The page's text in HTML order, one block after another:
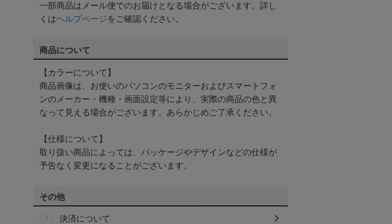
一部商品はメール便でのお届けとなる場合がございます。詳し
くはヘルプページをご確認ください。
商品について
【カラーについて】
商品画像は、お使いのパソコンのモニターおよびスマートフォ
ンのメーカー・機種・画面設定等により、実際の商品の色と異
なって見える場合がございます。あらかじめご了承ください。
【仕様について】
取り扱い商品によっては、パッケージやデザインなどの仕様が
予告なく変更になることがございます。
その他
決済について